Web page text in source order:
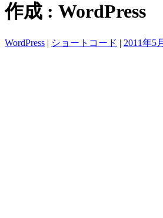
作成 : WordPress
WordPress | ショートコード | 2011年5月